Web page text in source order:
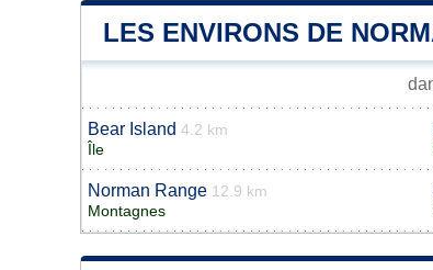
LES ENVIRONS DE
Bear Island 4.2 km
Île
Norman Range 12.9 km
Montagnes